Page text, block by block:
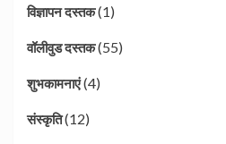
विज्ञापन दस्तक(1)
वॉलीवुड दस्तक(55)
शुभकामनाएं(4)
संस्कृति(12)